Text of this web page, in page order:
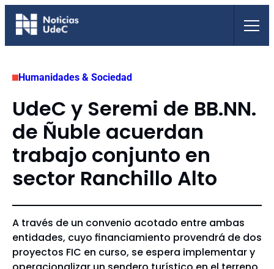
Saltar
Humanidades & Sociedad
UdeC y Seremi de BB.NN.
de Ñuble acuerdan
trabajo conjunto en
sector Ranchillo Alto
A través de un convenio acotado entre ambas
entidades, cuyo financiamiento provendrá de dos
proyectos FIC en curso, se espera implementar y